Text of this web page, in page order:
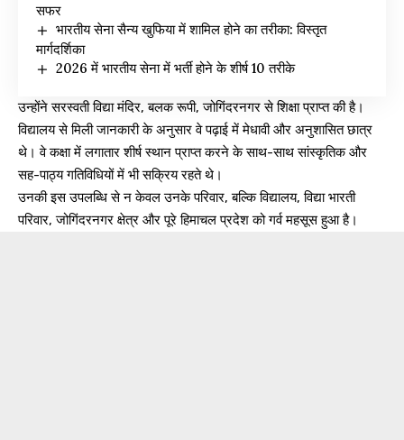
सफर
भारतीय सेना सैन्य खुफिया में शामिल होने का तरीका: विस्तृत
मार्गदर्शिका
2026 में भारतीय सेना में भर्ती होने के शीर्ष 10 तरीके
उन्होंने सरस्वती विद्या मंदिर, बलक रूपी, जोगिंदरनगर से शिक्षा प्राप्त की है।
विद्यालय से मिली जानकारी के अनुसार वे पढ़ाई में मेधावी और अनुशासित छात्र
थे। वे कक्षा में लगातार शीर्ष स्थान प्राप्त करने के साथ-साथ सांस्कृतिक और
सह-पाठ्य गतिविधियों में भी सक्रिय रहते थे।
उनकी इस उपलब्धि से न केवल उनके परिवार, बल्कि विद्यालय, विद्या भारती
परिवार, जोगिंदरनगर क्षेत्र और पूरे हिमाचल प्रदेश को गर्व महसूस हुआ है।